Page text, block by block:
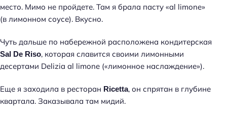
место. Мимо не пройдете. Там я брала пасту «al limone»
(в лимонном соусе). Вкусно.
Чуть дальше по набережной расположена кондитерская
Sal De Riso, которая славится своими лимонными
десертами Delizia al limone («лимонное наслаждение»).
Еще я заходила в ресторан Ricetta, он спрятан в глубине
квартала. Заказывала там мидий.